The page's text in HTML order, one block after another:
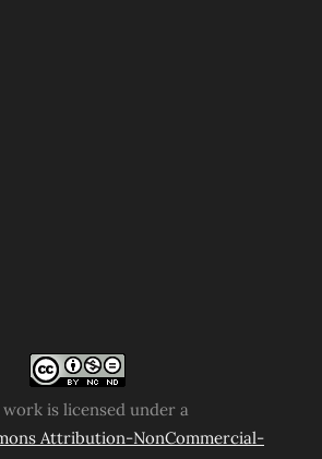
is licensed under a
Attribution-NonCommercial-